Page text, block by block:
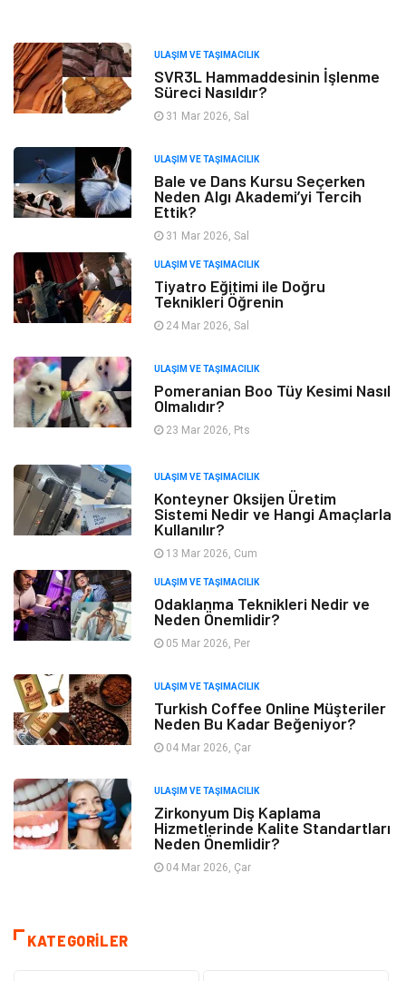
ULAŞIM VE TAŞIMACILIK
SVR3L Hammaddesinin İşlenme
Süreci Nasıldır?
31 Mar 2026, Sal
ULAŞIM VE TAŞIMACILIK
Bale ve Dans Kursu Seçerken
Neden Algı Akademi’yi Tercih
Ettik?
31 Mar 2026, Sal
ULAŞIM VE TAŞIMACILIK
Tiyatro Eğitimi ile Doğru
Teknikleri Öğrenin
24 Mar 2026, Sal
ULAŞIM VE TAŞIMACILIK
Pomeranian Boo Tüy Kesimi Nasıl
Olmalıdır?
23 Mar 2026, Pts
ULAŞIM VE TAŞIMACILIK
Konteyner Oksijen Üretim
Sistemi Nedir ve Hangi Amaçlarla
Kullanılır?
13 Mar 2026, Cum
ULAŞIM VE TAŞIMACILIK
Odaklanma Teknikleri Nedir ve
Neden Önemlidir?
05 Mar 2026, Per
ULAŞIM VE TAŞIMACILIK
Turkish Coffee Online Müşteriler
Neden Bu Kadar Beğeniyor?
04 Mar 2026, Çar
ULAŞIM VE TAŞIMACILIK
Zirkonyum Diş Kaplama
Hizmetlerinde Kalite Standartları
Neden Önemlidir?
04 Mar 2026, Çar
KATEGORILER